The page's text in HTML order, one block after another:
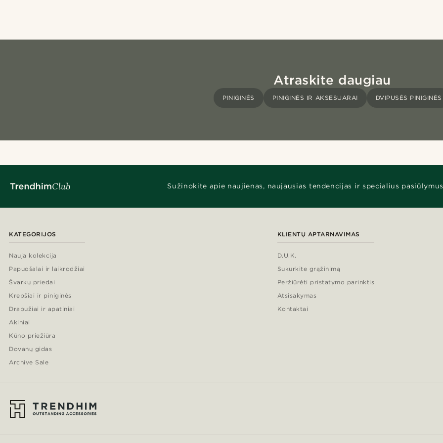
Atraskite daugiau
PINIGINĖS PINIGINĖS IR AKSESUARAI DVIPUSĖS PINIGINĖS
Sužinokite apie naujienas, naujausias tendencijas ir specialius
KATEGORIJOS
Nauja kolekcija
Papuošalai ir laikrodžiai
Švarkų priedai
Krepšiai ir piniginės
Drabužiai ir apatiniai
Akiniai
Kūno priežiūra
Dovanų gidas
Archive Sale
KLIENTŲ APTARNAVIMAS
D.U.K.
Sukurkite grąžinimą
Peržiūrėti pristatymo parinktis
Atsisakymas
Kontaktai